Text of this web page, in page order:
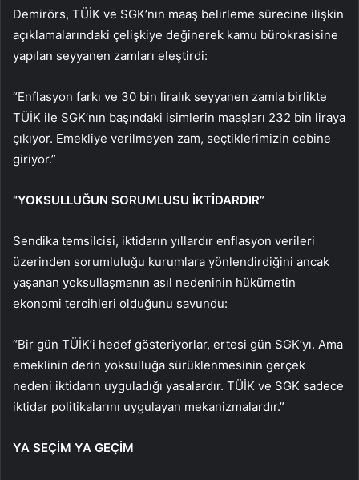
Demirörs, TÜİK ve SGK’nın maaş belirleme sürecine ilişkin
açıklamalarındaki çelişkiye değinerek kamu bürokrasisine
yapılan seyyanen zamları eleştirdi:
“Enflasyon farkı ve 30 bin liralık seyyanen zamla birlikte
TÜİK ile SGK’nın başındaki isimlerin maaşları 232 bin liraya
çıkıyor. Emekliye verilmeyen zam, seçtiklerimizin cebine
giriyor.”
“YOKSULLUĞUN SORUMLUSU İKTİDARDIR”
Sendika temsilcisi, iktidarın yıllardır enflasyon verileri
üzerinden sorumluluğu kurumlara yönlendirdiğini ancak
yaşanan yoksullaşmanın asıl nedeninin hükümetin
ekonomi tercihleri olduğunu savundu:
“Bir gün TÜİK’i hedef gösteriyorlar, ertesi gün SGK’yı. Ama
emeklinin derin yoksulluğa sürüklenmesinin gerçek
nedeni iktidarın uyguladığı yasalardır. TÜİK ve SGK sadece
iktidar politikalarını uygulayan mekanizmalardır.”
YA SEÇİM YA GEÇİM